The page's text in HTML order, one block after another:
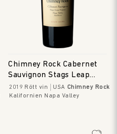
Chimney Rock Cabernet
Sauvignon Stags Leap
District
2019 Rött vin USA Chimney Rock
Kalifornien Napa Valley